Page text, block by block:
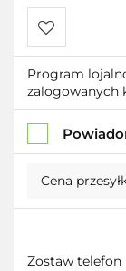
Do
Program
zalogowanych
Cena
Zostaw telefon